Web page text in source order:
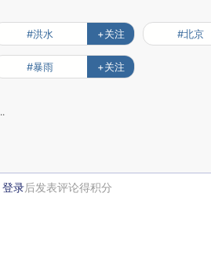
#洪水 +关注 #北京
#暴雨 +关注
登录后发表评论得积分